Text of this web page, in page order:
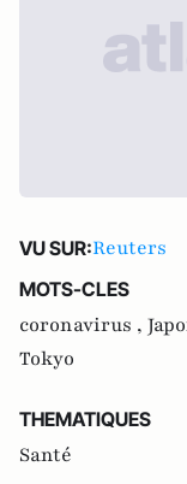
VU SUR:Reuters
MOTS-CLES
coronavirus ,
Tokyo
THEMATIQUES
Santé